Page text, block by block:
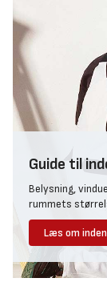
Guide til
Belysning,
rummets
Læs om